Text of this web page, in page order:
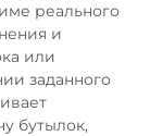
реального
и
или
заданного
бутылок,